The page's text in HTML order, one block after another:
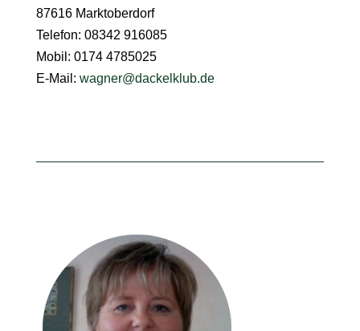
87616 Marktoberdorf
Telefon: 08342 916085
Mobil: 0174 4785025
E-Mail: wagner@dackelklub.de